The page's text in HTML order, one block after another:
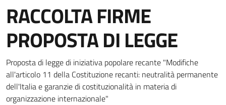
RACCOLTA FIRME
PROPOSTA DI LEGGE
Dettagli della notizia
Proposta di legge di iniziativa popolare recante "Modifiche
all'articolo 11 della Costituzione recanti: neutralità permanente
dell'Italia e garanzie di costituzionalità in materia di
organizzazione internazionale"